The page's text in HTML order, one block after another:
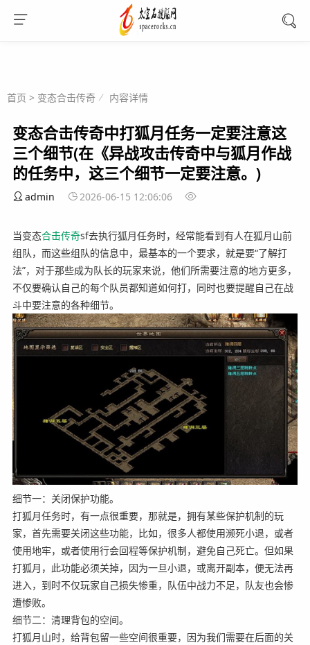
首页 > 变态合击传奇 内容详情
变态合击传奇中打狐月任务一定要注意这
三个细节(在《异战攻击传奇中与狐月作战
的任务中，这三个细节一定要注意。)
admin 2026-06-15 12:06:06
当变态合击传奇sf去执行狐月任务时，经常能看到有人在狐月山前
组队，而这些组队的信息中，最基本的一个要求，就是要“了解打
法”，对于那些成为队长的玩家来说，他们所需要注意的地方更多，
不仅要确认自己的每个队员都知道如何打，同时也要提醒自己在战
斗中要注意的各种细节。
细节一：关闭保护功能。
打狐月任务时，有一点很重要，那就是，拥有某些保护机制的玩
家，首先需要关闭这些功能，比如，很多人都使用濒死小退，或者
使用地牢，或者使用行会回程等保护机制，避免自己死亡。但如果
打狐月，此功能必须关掉，因为一旦小退，或离开副本，便无法再
进入，到时不仅玩家自己损失惨重，队伍中战力不足，队友也会惨
遭惨败。
细节二：清理背包的空间。
打狐月山时，给背包留一些空间很重要，因为我们需要在后面的关